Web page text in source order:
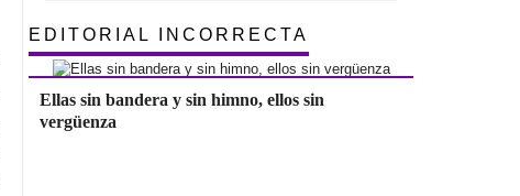
EDITORIAL INCORRECTA
Ellas sin bandera y sin himno, ellos sin
vergüenza